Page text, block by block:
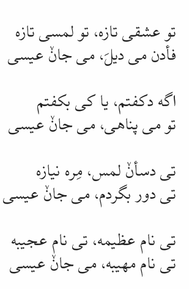
تو عشقیتازه، تو لمسیتازه
فأدنمی دیلَ، می جانٚ عیسی
اگه دکفتم، یا کی بکفتم
تو میپناهی، می جانٚ عیسی
تی دسأنٚ لمس،مِرهنیازه
تی دور بگردم، می جانٚ عیسی
تی نامعظیمه، تی نامعجیبه
تی ناممهیبه، می جانٚ عیسی